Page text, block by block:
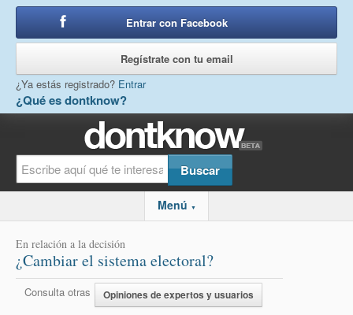
¿Qué es dontknow?
Entrar con Facebook
Regístrate con tu email
¿Ya estás registrado? Entrar
Menú ▼
En relación a la decisión
¿Cambiar el sistema electoral?
Consulta otras Opiniones de expertos y usuarios